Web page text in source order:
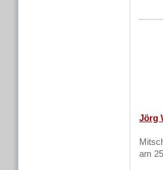
Jörg
am